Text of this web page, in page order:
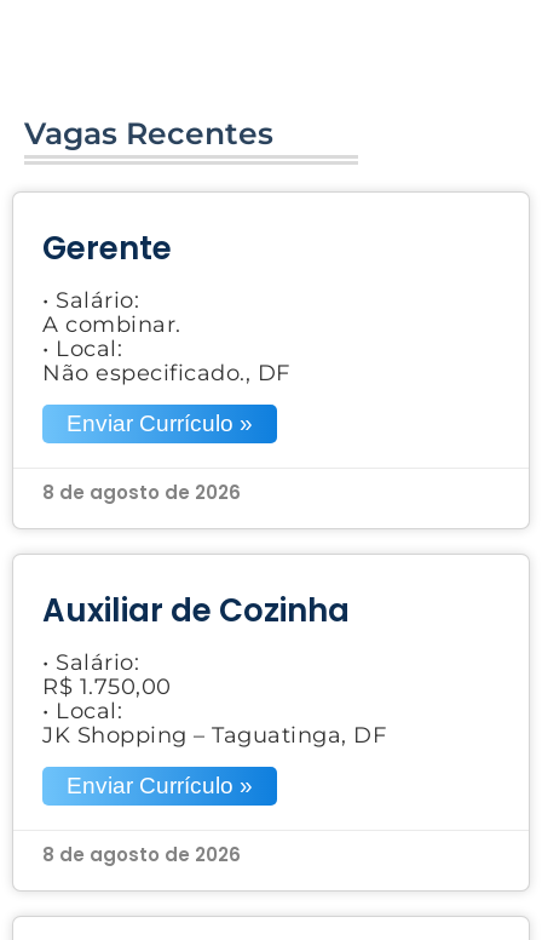
Vagas Recentes
Gerente
• Salário:
A combinar.
• Local:
Não especificado., DF
Enviar Currículo »
8 de agosto de 2026
Auxiliar de Cozinha
• Salário:
R$ 1.750,00
• Local:
JK Shopping – Taguatinga, DF
Enviar Currículo »
8 de agosto de 2026